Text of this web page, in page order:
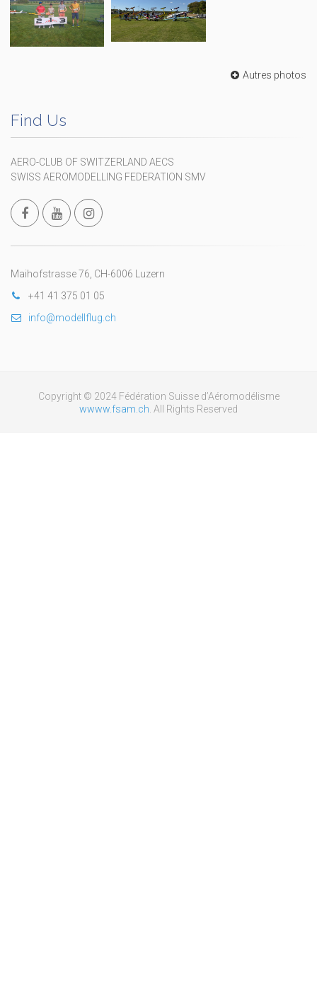
Autres photos
Find Us
AERO-CLUB OF SWITZERLAND AECS
SWISS AEROMODELLING FEDERATION SMV
Maihofstrasse 76, CH-6006 Luzern
+41 41 375 01 05
info@modellflug.ch
Copyright © 2024 Fédération Suisse d’Aéromodélisme
wwww.fsam.ch . All Rights Reserved